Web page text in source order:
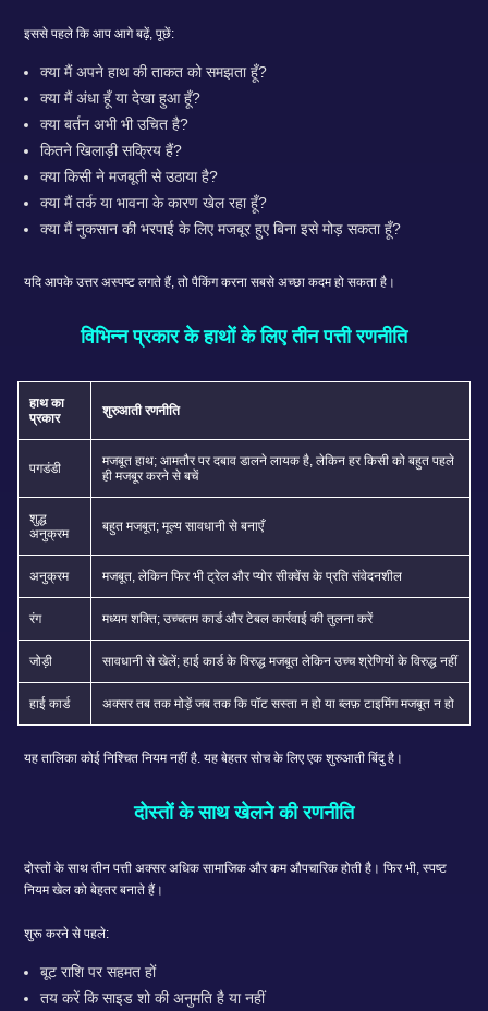
इससे पहले कि आप आगे बढ़ें, पूछें:
क्या मैं अपने हाथ की ताकत को समझता हूँ?
क्या मैं अंधा हूँ या देखा हुआ हूँ?
क्या बर्तन अभी भी उचित है?
कितने खिलाड़ी सक्रिय हैं?
क्या किसी ने मजबूती से उठाया है?
क्या मैं तर्क या भावना के कारण खेल रहा हूँ?
क्या मैं नुकसान की भरपाई के लिए मजबूर हुए बिना इसे मोड़ सकता हूँ?
यदि आपके उत्तर अस्पष्ट लगते हैं, तो पैकिंग करना सबसे अच्छा कदम हो सकता है।
विभिन्न प्रकार के हाथों के लिए तीन पत्ती रणनीति
हाथ का
प्रकार
शुरुआती रणनीति
पगडंडी
मजबूत हाथ; आमतौर पर दबाव डालने लायक है, लेकिन हर किसी को बहुत पहले
ही मजबूर करने से बचें
शुद्ध
अनुक्रम
बहुत मजबूत; मूल्य सावधानी से बनाएँ
अनुक्रम मजबूत, लेकिन फिर भी ट्रेल और प्योर सीक्वेंस के प्रति संवेदनशील
रंग मध्यम शक्ति; उच्चतम कार्ड और टेबल कार्रवाई की तुलना करें
जोड़ी सावधानी से खेलें; हाई कार्ड के विरुद्ध मजबूत लेकिन उच्च श्रेणियों के विरुद्ध नहीं
हाई कार्ड अक्सर तब तक मोड़ें जब तक कि पॉट सस्ता न हो या ब्लफ़ टाइमिंग मजबूत न हो
यह तालिका कोई निश्चित नियम नहीं है. यह बेहतर सोच के लिए एक शुरुआती बिंदु है।
दोस्तों के साथ खेलने की रणनीति
दोस्तों के साथ तीन पत्ती अक्सर अधिक सामाजिक और कम औपचारिक होती है। फिर भी, स्पष्ट
नियम खेल को बेहतर बनाते हैं।
शुरू करने से पहले:
बूट राशि पर सहमत हों
तय करें कि साइड शो की अनुमति है या नहीं